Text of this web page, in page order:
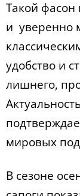
Такой
и уверенно
удобство и
лишнего,
мировых
В сезоне